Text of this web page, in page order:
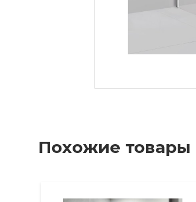
Похожие товары